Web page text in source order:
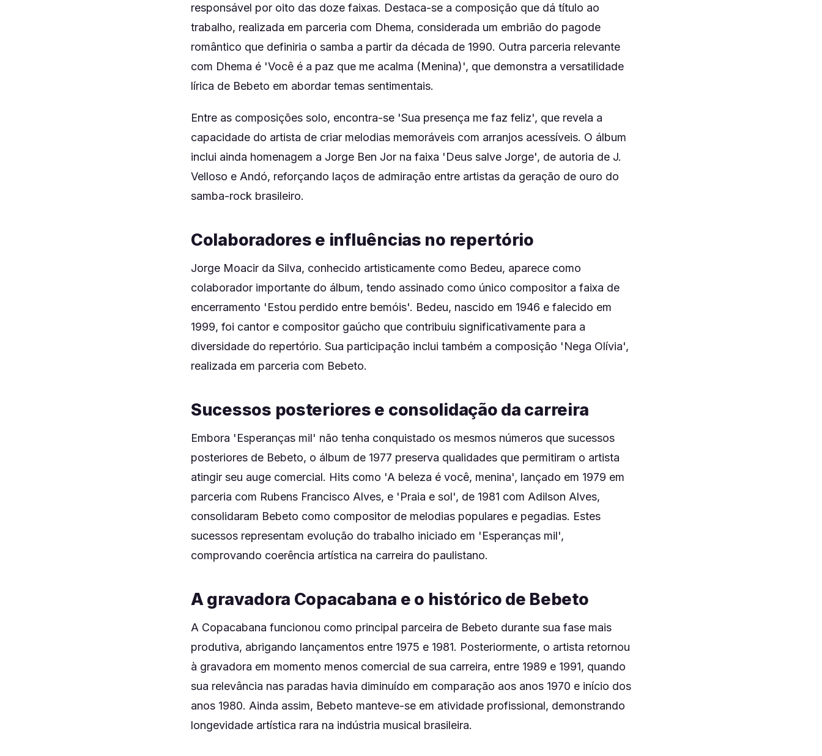
responsável por oito das doze faixas. Destaca-se a composição que dá título ao
trabalho, realizada em parceria com Dhema, considerada um embrião do pagode
romântico que definiria o samba a partir da década de 1990. Outra parceria relevante
com Dhema é 'Você é a paz que me acalma (Menina)', que demonstra a versatilidade
lírica de Bebeto em abordar temas sentimentais.
Entre as composições solo, encontra-se 'Sua presença me faz feliz', que revela a
capacidade do artista de criar melodias memoráveis com arranjos acessíveis. O álbum
inclui ainda homenagem a Jorge Ben Jor na faixa 'Deus salve Jorge', de autoria de J.
Velloso e Andó, reforçando laços de admiração entre artistas da geração de ouro do
samba-rock brasileiro.
Colaboradores e influências no repertório
Jorge Moacir da Silva, conhecido artisticamente como Bedeu, aparece como
colaborador importante do álbum, tendo assinado como único compositor a faixa de
encerramento 'Estou perdido entre bemóis'. Bedeu, nascido em 1946 e falecido em
1999, foi cantor e compositor gaúcho que contribuiu significativamente para a
diversidade do repertório. Sua participação inclui também a composição 'Nega Olívia',
realizada em parceria com Bebeto.
Sucessos posteriores e consolidação da carreira
Embora 'Esperanças mil' não tenha conquistado os mesmos números que sucessos
posteriores de Bebeto, o álbum de 1977 preserva qualidades que permitiram o artista
atingir seu auge comercial. Hits como 'A beleza é você, menina', lançado em 1979 em
parceria com Rubens Francisco Alves, e 'Praia e sol', de 1981 com Adilson Alves,
consolidaram Bebeto como compositor de melodias populares e pegadias. Estes
sucessos representam evolução do trabalho iniciado em 'Esperanças mil',
comprovando coerência artística na carreira do paulistano.
A gravadora Copacabana e o histórico de Bebeto
A Copacabana funcionou como principal parceira de Bebeto durante sua fase mais
produtiva, abrigando lançamentos entre 1975 e 1981. Posteriormente, o artista retornou
à gravadora em momento menos comercial de sua carreira, entre 1989 e 1991, quando
sua relevância nas paradas havia diminuído em comparação aos anos 1970 e início dos
anos 1980. Ainda assim, Bebeto manteve-se em atividade profissional, demonstrando
longevidade artística rara na indústria musical brasileira.